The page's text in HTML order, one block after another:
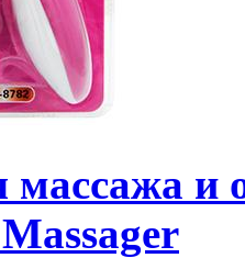
массажа и